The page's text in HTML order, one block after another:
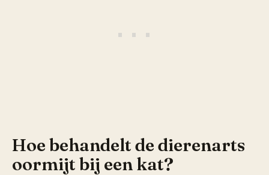
Hoe behandelt de dierenarts
oormijt bij een kat?